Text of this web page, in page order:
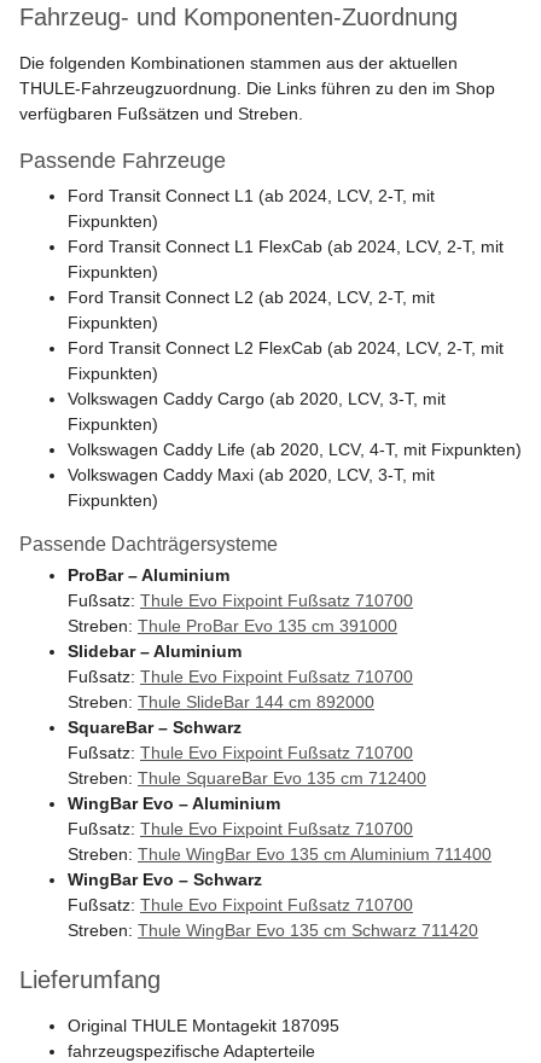
Fahrzeug- und Komponenten-Zuordnung
Die folgenden Kombinationen stammen aus der aktuellen
THULE-Fahrzeugzuordnung. Die Links führen zu den im Shop
verfügbaren Fußsätzen und Streben.
Passende Fahrzeuge
Ford Transit Connect L1 (ab 2024, LCV, 2-T, mit
Fixpunkten)
Ford Transit Connect L1 FlexCab (ab 2024, LCV, 2-T, mit
Fixpunkten)
Ford Transit Connect L2 (ab 2024, LCV, 2-T, mit
Fixpunkten)
Ford Transit Connect L2 FlexCab (ab 2024, LCV, 2-T, mit
Fixpunkten)
Volkswagen Caddy Cargo (ab 2020, LCV, 3-T, mit
Fixpunkten)
Volkswagen Caddy Life (ab 2020, LCV, 4-T, mit Fixpunkten)
Volkswagen Caddy Maxi (ab 2020, LCV, 3-T, mit
Fixpunkten)
Passende Dachträgersysteme
ProBar – Aluminium
Fußsatz: Thule Evo Fixpoint Fußsatz 710700
Streben: Thule ProBar Evo 135 cm 391000
Slidebar – Aluminium
Fußsatz: Thule Evo Fixpoint Fußsatz 710700
Streben: Thule SlideBar 144 cm 892000
SquareBar – Schwarz
Fußsatz: Thule Evo Fixpoint Fußsatz 710700
Streben: Thule SquareBar Evo 135 cm 712400
WingBar Evo – Aluminium
Fußsatz: Thule Evo Fixpoint Fußsatz 710700
Streben: Thule WingBar Evo 135 cm Aluminium 711400
WingBar Evo – Schwarz
Fußsatz: Thule Evo Fixpoint Fußsatz 710700
Streben: Thule WingBar Evo 135 cm Schwarz 711420
Lieferumfang
Original THULE Montagekit 187095
fahrzeugspezifische Adapterteile